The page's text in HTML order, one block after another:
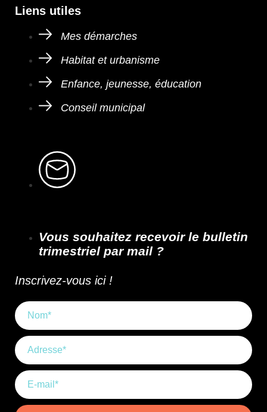
Liens utiles
Mes démarches
Habitat et urbanisme
Enfance, jeunesse, éducation
Conseil municipal
Vous souhaitez recevoir le bulletin
trimestriel par mail ?
Inscrivez-vous ici !